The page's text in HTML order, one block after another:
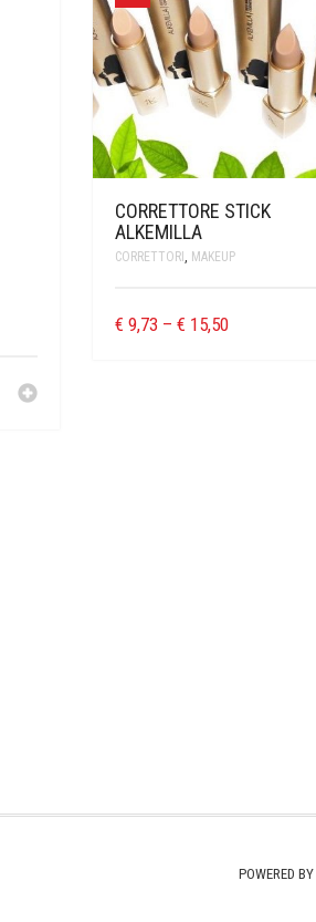
CORRETTORE STICK
ALKEMILLA
CORRETTORI MAKEUP
€ 9,73 – € 15,50
POWERED BY